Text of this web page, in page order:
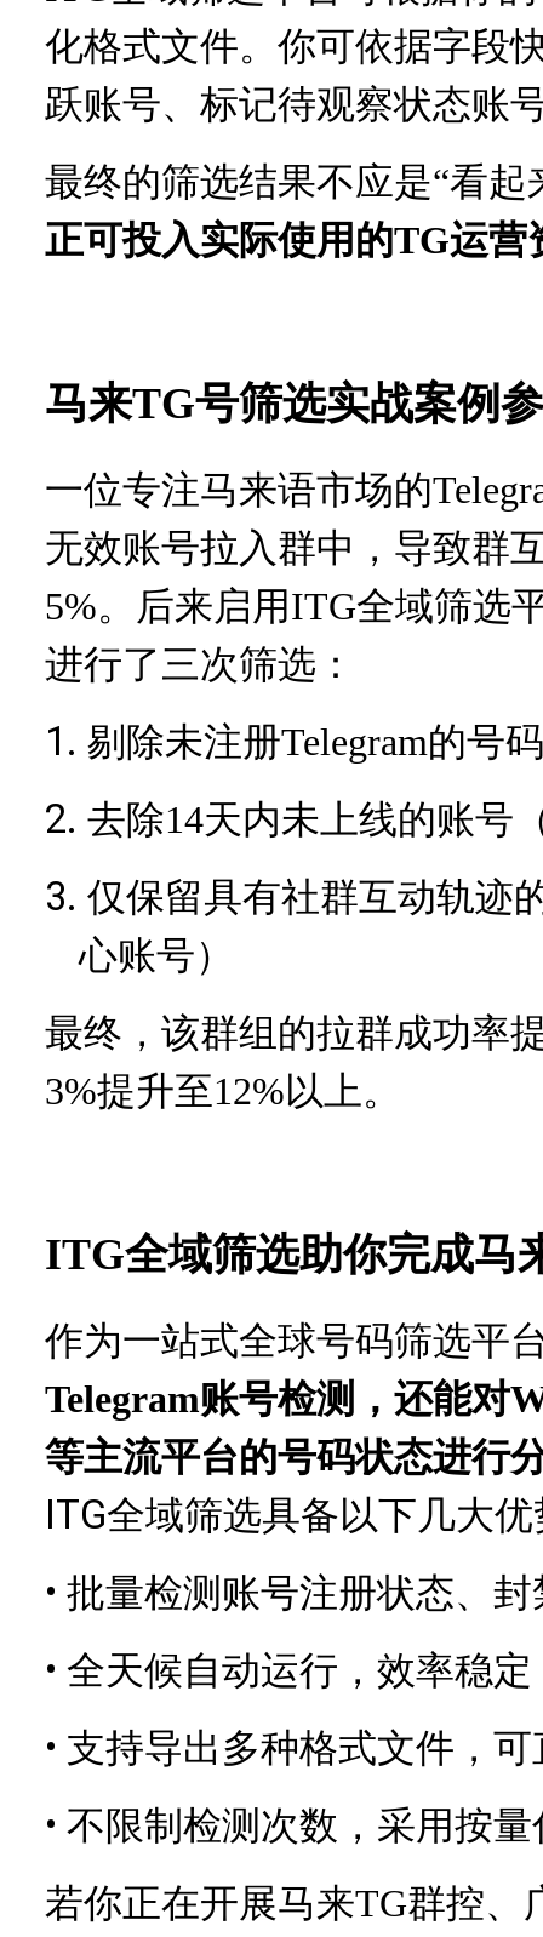
化格式文件。你可依据字段
跃账号、标记待观察状态账
最终的筛选结果不应是“看
正可投入实际使用的TG运营
马来TG号筛选实战案例
一位专注马来语市场的
无效账号拉入群中，导致群
5%。后来启用ITG全域筛选
进行了三次筛选：
1. 剔除未注册Telegram的号
2. 去除14天内未上线的账号
3. 仅保留具有社群互动轨迹
心账号）
最终，该群组的拉群成功率
3%提升至12%以上。
ITG全域筛选助你完成马
作为一站式全球号码筛选平
Telegram账号检测，还能对
等主流平台的号码状态进行
ITG全域筛选具备以下几大
• 批量检测账号注册状态、
• 全天候自动运行，效率稳
• 支持导出多种格式文件，
• 不限制检测次数，采用按
若你正在开展马来TG群控、